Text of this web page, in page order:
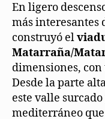
En ligero
más interesantes
construyó el
Matarraña/
dimensiones,
Desde la parte
este valle
mediterráneo